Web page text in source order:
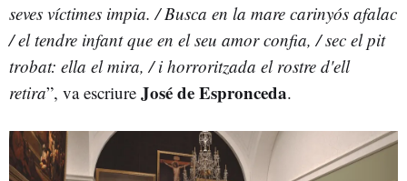
seves víctimes impia. / Busca en la mare carinyós afalac
/ el tendre infant que en el seu amor confia, / sec el pit
trobat: ella el mira, / i horroritzada el rostre d'ell
retira”, va escriure José de Espronceda.